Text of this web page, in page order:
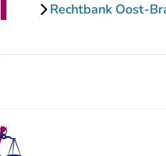
Rechtbank Oost-